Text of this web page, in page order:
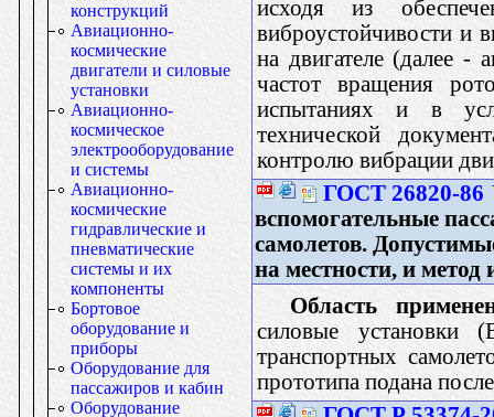
конструкций
Авиационно-
космические
двигатели и силовые
установки
Авиационно-
космическое
электрооборудование
и системы
Авиационно-
космические
гидравлические и
пневматические
системы и их
компоненты
Бортовое
оборудование и
приборы
Оборудование для
пассажиров и кабин
Оборудование
исходя из
виброустойчивости и
на двигателе (далее -
частот вращения
испытаниях и в
технической
контролю вибрации
ГОСТ 26820-86
вспомогательные
самолетов.
на местности, и метод
Область
силовые установки
транспортных
прототипа подана